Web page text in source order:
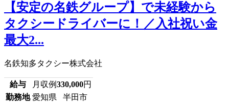
【安定の名鉄グループ】で未経験から
タクシードライバーに！／入社祝い金
最大2...
名鉄知多タクシー株式会社
給与 月収例330,000円
勤務地 愛知県 半田市